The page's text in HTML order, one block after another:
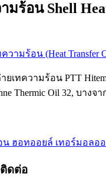
มร้อน Shell
วามร้อน (Heat Transfer
ความร้อน PTT Hitemp
Thermic Oil 32, บาง
ฮอทออยล์ เทอร์มอลออย
ดต่อ